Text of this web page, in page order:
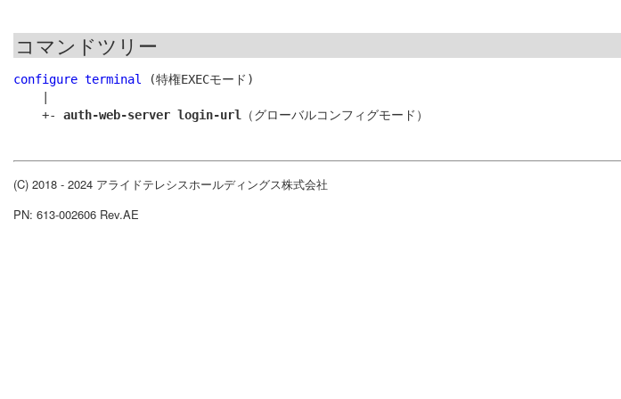
コマンドツリー
configure terminal
(特権EXECモード)
    +-
auth-web-server login-url
(C) 2018 - 2024 アライドテレシスホールディングス株式会社
PN: 613-002606 Rev.AE